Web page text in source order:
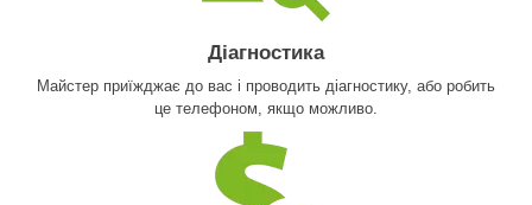
Діагностика
Майстер приїжджає до вас і проводить діагностику, або робить
це телефоном, якщо можливо.